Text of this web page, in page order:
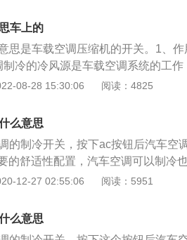
放置装饰品，会影响空调的制冷效果
打开车窗，打开空调的外循环模式
开A/C开关，将循环模式设置为内
空调一定要开A/C，否则吹出来的风
下去，可以调节出风口的位置，根
下走。应该把空调出风口对着斜上
放置装饰品，会影响空调的制冷效果
车上的
思是车载空调压缩机的开关。1、作
制冷的冷风源是车载空调系统的工
ac键，这时车里的压缩机便会开始
地区冬天应用空调暖风时，空调可
空调的暖风与空调压缩机没有关系
由汽车的制冷水箱带来的，即由发
所以基本没有能耗，所以不需要开
08-28 15:30:06 阅读：4825
么意思
的制冷开关，按下ac按钮后汽车空
的舒适性配置，汽车空调可以制冷
是需要使用汽车空调的。汽车空调
制冷剂在蒸发箱内可以不断膨胀吸
蒸发箱可以冷却鼓风机吹来的风，
12-27 02:55:06 阅读：5951
么意思